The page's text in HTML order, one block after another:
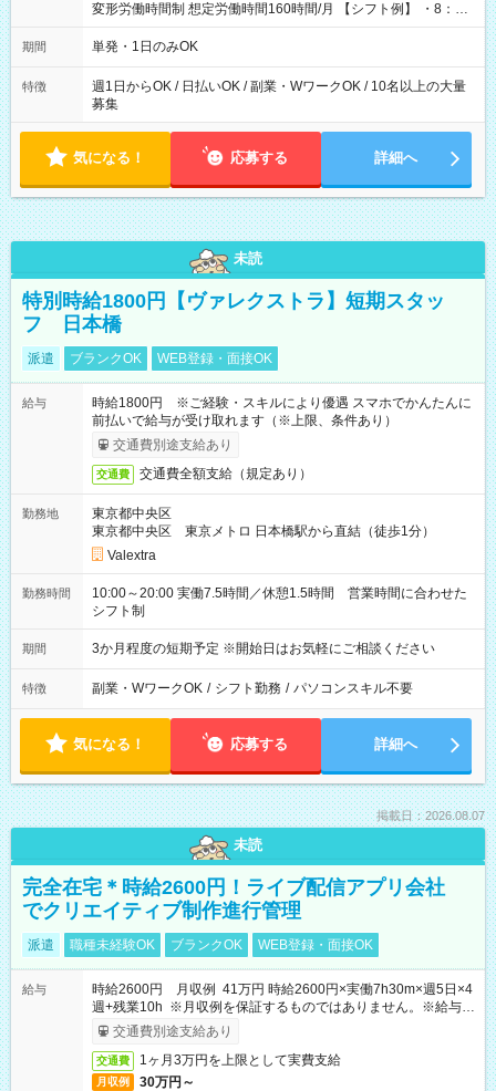
変形労働時間制 想定労働時間160時間/月 【シフト例】 ・8：00
～21：00
期間 単発・1日のみOK
特徴
週1日からOK / 日払いOK / 副業・WワークOK / 10名以上の大量
募集
気になる！ 応募する 詳細へ
未読
特別時給1800円【ヴァレクストラ】短期スタッ
フ 日本橋
派遣 ブランクOK WEB登録・面接OK
給与
時給1800円 ※ご経験・スキルにより優遇 スマホでかんたんに
前払いで給与が受け取れます（※上限、条件あり）
交通費別途支給あり
交通費 交通費全額支給（規定あり）
勤務地
東京都中央区
東京都中央区 東京メトロ 日本橋駅から直結（徒歩1分）
Valextra
勤務時間
10:00～20:00 実働7.5時間／休憩1.5時間 営業時間に合わせた
シフト制
期間 3か月程度の短期予定 ※開始日はお気軽にご相談ください
特徴 副業・WワークOK / シフト勤務 / パソコンスキル不要
気になる！ 応募する 詳細へ
掲載日：2026.08.07
未読
完全在宅＊時給2600円！ライブ配信アプリ会社
でクリエイティブ制作進行管理
派遣 職種未経験OK ブランクOK WEB登録・面接OK
給与
時給2600円 月収例 41万円 時給2600円×実働7h30m×週5日×4
週+残業10h ※月収例を保証するものではありません。※給与即
受取りサービス利用可（利用条件有）
交通費別途支給あり
交通費 1ヶ月3万円を上限として実費支給
月収例 30万円～